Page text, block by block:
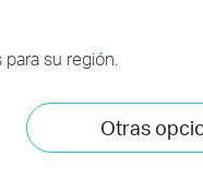
tamaño de la batería de su
su región.
Otras
del sitio web y no
en nuestro